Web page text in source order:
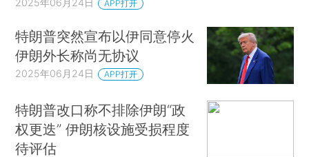
APP打开
特朗普突然宣布以伊同意停火
伊朗外长称尚无协议
2025年06月24日 APP打开
特朗普改口称不排除伊朗“政
权更迭” 伊朗核设施受损程度
待评估